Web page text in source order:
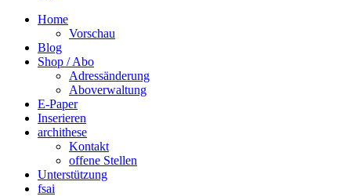
Home
Vorschau
Blog
Shop / Abo
Adressänderung
Aboverwaltung
E-Paper
Inserieren
archithese
Kontakt
offene Stellen
Unterstützung
fsai